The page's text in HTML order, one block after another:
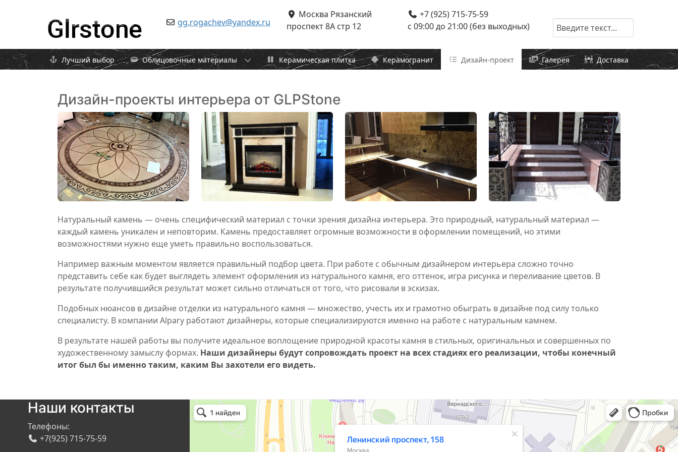
gg.rogachev@yandex.ru
Москва Рязанский
проспект 8А стр 12
+7 (925) 715-75-59
c 09:00 до 21:00 (без выходных)
Начать поиск
Лучший выбор Облицовочные материалы Керамическая плитка Керамогранит Дизайн-проект Галерея Доставка
Дизайн-проекты интерьера от GLPStone
Натуральный камень — очень специфический материал с точки зрения дизайна интерьера. Это природный, натуральный материал —
каждый камень уникален и неповторим. Камень предоставляет огромные возможности в оформлении помещений, но этими
возможностями нужно еще уметь правильно воспользоваться.
Например важным моментом является правильный подбор цвета. При работе с обычным дизайнером интерьера сложно точно
представить себе как будет выглядеть элемент оформления из натурального камня, его оттенок, игра рисунка и переливание цветов. В
результате получившийся результат может сильно отличаться от того, что рисовали в эскизах.
Подобных нюансов в дизайне отделки из натурального камня — множество, учесть их и грамотно обыграть в дизайне под силу только
специалисту. В компании Alpary работают дизайнеры, которые специализируются именно на работе с натуральным камнем.
В результате нашей работы вы получите идеальное воплощение природной красоты камня в стильных, оригинальных и совершенных по
художественному замыслу формах. Наши дизайнеры будут сопровождать проект на всех стадиях его реализации, чтобы конечный
итог был бы именно таким, каким Вы захотели его видеть.
Наши контакты
Телефоны:
+7(925) 715-75-59